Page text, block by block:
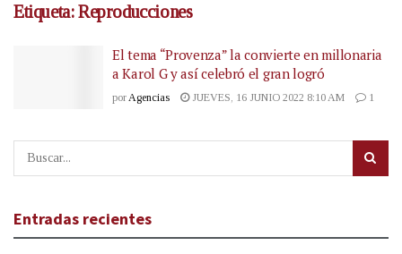
Etiqueta:Reproducciones
El tema “Provenza” la convierte en millonaria
a Karol G y así celebró el gran logró
por Agencias JUEVES, 16 JUNIO 2022 8:10 AM 1
Entradas recientes